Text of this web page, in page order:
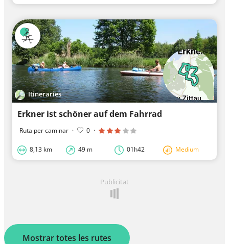
Itineraries
Erkner ist schöner auf dem Fahrrad
Ruta per caminar · 0 ·
8,13 km 49 m 01h42 Medium
Publicitat
Mostrar totes les rutes